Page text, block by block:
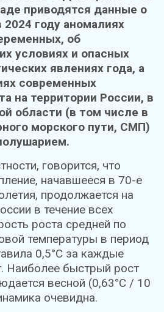
приводятся данные о
году аномалиях
об
условиях и опасных
явлениях года, а
современных
на территории России, в
области (в том числе в
морского пути, СМП)
говорится, что
начавшееся в 70-е
продолжается на
в течение всех
роста средней по
температуры в период
0,5°C за каждые
Наиболее быстрый рост
весной (0,63°С / 10
очевидна.